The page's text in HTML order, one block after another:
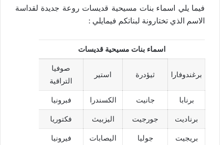
فيما يلي اسماء بنات مسيحية قديسات روعة جديدة لقداسة
الاسم الذي تختارونة لبناتكم فيمايلي :
اسماء بنات مسيحية قديسات
برغندوفارا ثيؤدرة استير
صوفيا
التراقية
برنابا جانيت الكسندرا فبرونيا
برناديت جورجيت اليزبيث فكتوريا
بريجيت جوليا اليصابات فيرونيا